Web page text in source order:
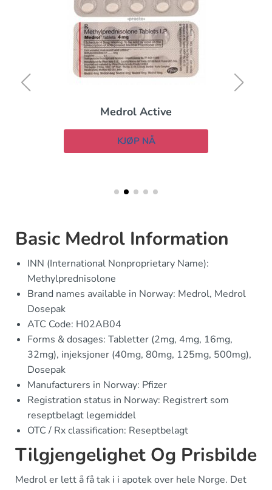
Medrol Active
KJØP NÅ
Basic Medrol Information
INN (International Nonproprietary Name):
Methylprednisolone
Brand names available in Norway: Medrol, Medrol
Dosepak
ATC Code: H02AB04
Forms & dosages: Tabletter (2mg, 4mg, 16mg,
32mg), injeksjoner (40mg, 80mg, 125mg, 500mg),
Dosepak
Manufacturers in Norway: Pfizer
Registration status in Norway: Registrert som
reseptbelagt legemiddel
OTC / Rx classification: Reseptbelagt
Tilgjengelighet Og Prisbilde
Medrol er lett å få tak i i apotek over hele Norge. Det